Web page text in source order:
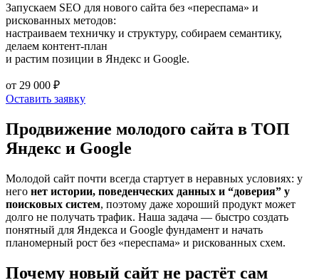
Запускаем SEO для нового сайта без «переспама» и
рискованных методов:
настраиваем техничку и структуру, собираем семантику,
делаем контент-план
и растим позиции в Яндекс и Google.
от 29 000 ₽
Оставить заявку
Продвижение молодого сайта в ТОП
Яндекс и Google
Молодой сайт почти всегда стартует в неравных условиях: у
него нет истории, поведенческих данных и “доверия” у
поисковых систем, поэтому даже хороший продукт может
долго не получать трафик. Наша задача — быстро создать
понятный для Яндекса и Google фундамент и начать
планомерный рост без «переспама» и рискованных схем.
Почему новый сайт не растёт сам